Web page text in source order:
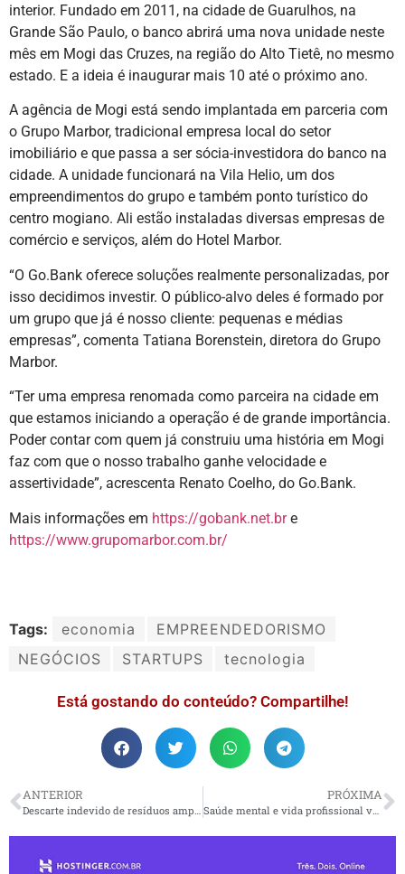
interior. Fundado em 2011, na cidade de Guarulhos, na
Grande São Paulo, o banco abrirá uma nova unidade neste
mês em Mogi das Cruzes, na região do Alto Tietê, no mesmo
estado. E a ideia é inaugurar mais 10 até o próximo ano.
A agência de Mogi está sendo implantada em parceria com
o Grupo Marbor, tradicional empresa local do setor
imobiliário e que passa a ser sócia-investidora do banco na
cidade. A unidade funcionará na Vila Helio, um dos
empreendimentos do grupo e também ponto turístico do
centro mogiano. Ali estão instaladas diversas empresas de
comércio e serviços, além do Hotel Marbor.
“O Go.Bank oferece soluções realmente personalizadas, por
isso decidimos investir. O público-alvo deles é formado por
um grupo que já é nosso cliente: pequenas e médias
empresas”, comenta Tatiana Borenstein, diretora do Grupo
Marbor.
“Ter uma empresa renomada como parceira na cidade em
que estamos iniciando a operação é de grande importância.
Poder contar com quem já construiu uma história em Mogi
faz com que o nosso trabalho ganhe velocidade e
assertividade”, acrescenta Renato Coelho, do Go.Bank.
Mais informações em https://gobank.net.bre
https://www.grupomarbor.com.br/
Tags: economia
EMPREENDEDORISMO
NEGÓCIOS
STARTUPS tecnologia
Está gostando do conteúdo? Compartilhe!
ANTERIOR
Descarte indevido de resíduos amplia riscos de enchentes e alagamentos
PRÓXIMA
Saúde mental e vida profissional vêm se tornando sinônimos